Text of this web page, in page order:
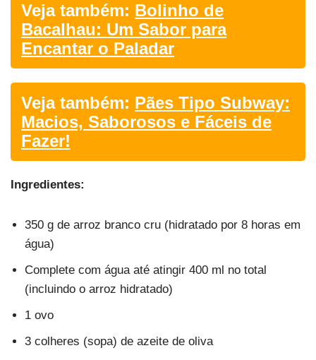
Veja também: Bolinho de
Bacalhau: Um Sabor para
Encantar o Paladar
Veja também: Pães Tipo Subway:
Macios, Saborosos e Fáceis de
Fazer!
Ingredientes:
350 g de arroz branco cru (hidratado por 8 horas em
água)
Complete com água até atingir 400 ml no total
(incluindo o arroz hidratado)
1 ovo
3 colheres (sopa) de azeite de oliva